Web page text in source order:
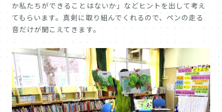
か私たちができることはないか」などヒントを出して考え
てもらいます。真剣に取り組んでくれるので、ペンの走る
音だけが聞こえてきます。